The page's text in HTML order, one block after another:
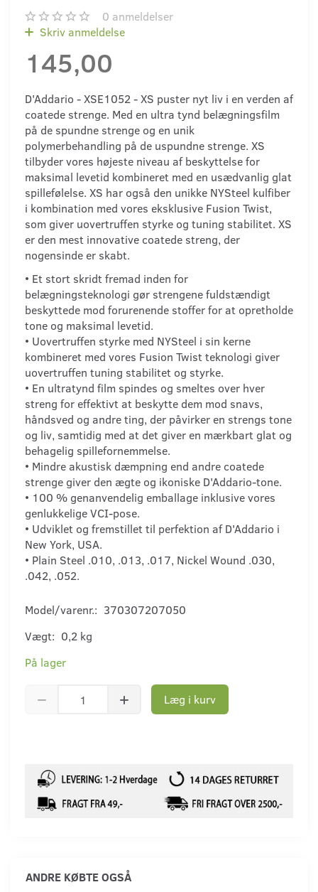
0 anmeldelser
Skriv anmeldelse
145,00
D'Addario - XSE1052 - XS puster nyt liv i en verden af
​​coatede strenge. Med en ultra tynd belægningsfilm
på de spundne strenge og en unik
polymerbehandling på de uspundne strenge. XS
tilbyder vores højeste niveau af beskyttelse for
maksimal levetid kombineret med en usædvanlig glat
spillefølelse. XS har også den unikke NYSteel kulfiber
i kombination med vores eksklusive Fusion Twist,
som giver uovertruffen styrke og tuning stabilitet. XS
er den mest innovative coatede streng, der
nogensinde er skabt.
• Et stort skridt fremad inden for
belægningsteknologi gør strengene fuldstændigt
beskyttede mod forurenende stoffer for at opretholde
tone og maksimal levetid.
• Uovertruffen styrke med NYSteel i sin kerne
kombineret med vores Fusion Twist teknologi giver
uovertruffen tuning stabilitet og styrke.
• En ultratynd film spindes og smeltes over hver
streng for effektivt at beskytte dem mod snavs,
håndsved og andre ting, der påvirker en strengs tone
og liv, samtidig med at det giver en mærkbart glat og
behagelig spillefornemmelse.
• Mindre akustisk dæmpning end andre coatede
strenge giver den ægte og ikoniske D'Addario-tone.
• 100 % genanvendelig emballage inklusive vores
genlukkelige VCI-pose.
• Udviklet og fremstillet til perfektion af D'Addario i
New York, USA.
• Plain Steel .010, .013, .017, Nickel Wound .030,
.042, .052.
Model/varenr.: 370307207050
Vægt: 0,2 kg
På lager
Læg i kurv
ANDRE KØBTE OGSÅ